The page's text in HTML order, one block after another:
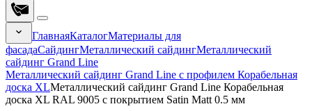
ГлавнаяКаталогМатериалы для
фасадаСайдингМеталлический сайдингМеталлический
сайдинг Grand Line
Металлический сайдинг Grand Line с профилем Корабельная
доска XLМеталлический сайдинг Grand Line Корабельная
доска XL RAL 9005 с покрытием Satin Мatt 0.5 мм